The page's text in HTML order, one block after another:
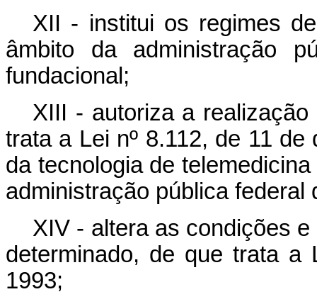
XII - institui os regimes
âmbito da administração
fundacional;
XIII - autoriza a
trata a Lei nº 8.112, de 11
da tecnologia de
administração pública federal
XIV - altera as condições
determinado, de que trata a
1993;